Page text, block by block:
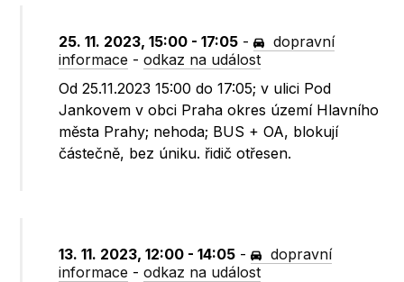
25. 11. 2023, 15:00 - 17:05 -
dopravní
informace -odkaz na událost
Od 25.11.2023 15:00 do 17:05; v ulici Pod
Jankovem v obci Praha okres území Hlavního
města Prahy; nehoda; BUS + OA, blokují
částečně, bez úniku. řidič otřesen.
13. 11. 2023, 12:00 - 14:05 -
dopravní
informace -odkaz na událost